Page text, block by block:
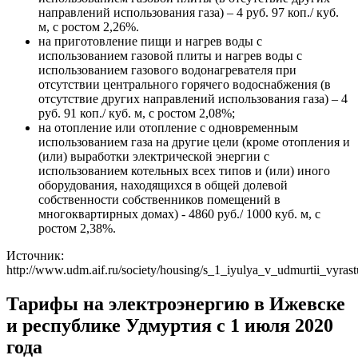
направлений использования газа) – 4 руб. 97 коп./ куб.
м, с ростом 2,26%.
на приготовление пищи и нагрев воды с
использованием газовой плиты и нагрев воды с
использованием газового водонагревателя при
отсутствии центрального горячего водоснабжения (в
отсутствие других направлений использования газа) – 4
руб. 91 коп./ куб. м, с ростом 2,08%;
на отопление или отопление с одновременным
использованием газа на другие цели (кроме отопления и
(или) выработки электрической энергии с
использованием котельных всех типов и (или) иного
оборудования, находящихся в общей долевой
собственности собственников помещений в
многоквартирных домах) - 4860 руб./ 1000 куб. м, с
ростом 2,38%.
Источник:
http://www.udm.aif.ru/society/housing/
Тарифы на электроэнергию в Ижевске
и республике Удмуртия с 1 июля 2020
года